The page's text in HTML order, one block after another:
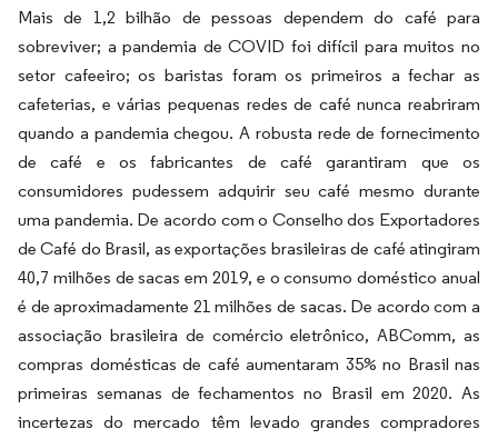
Mais de 1,2 bilhão de pessoas dependem do café para
sobreviver; a pandemia de COVID foi difícil para muitos no
setor cafeeiro; os baristas foram os primeiros a fechar as
cafeterias, e várias pequenas redes de café nunca reabriram
quando a pandemia chegou. A robusta rede de fornecimento
de café e os fabricantes de café garantiram que os
consumidores pudessem adquirir seu café mesmo durante
uma pandemia. De acordo com o Conselho dos Exportadores
de Café do Brasil, as exportações brasileiras de café atingiram
40,7 milhões de sacas em 2019, e o consumo doméstico anual
é de aproximadamente 21 milhões de sacas. De acordo com a
associação brasileira de comércio eletrônico, ABComm, as
compras domésticas de café aumentaram 35% no Brasil nas
primeiras semanas de fechamentos no Brasil em 2020. As
incertezas do mercado têm levado grandes compradores